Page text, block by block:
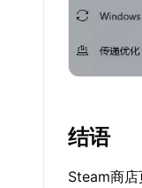
结语
Steam商